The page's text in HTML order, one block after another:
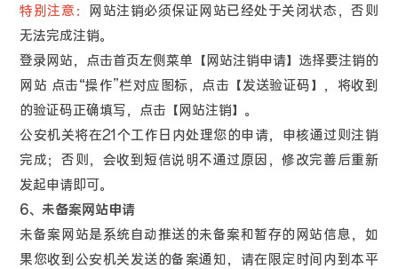
特别注意：
网站注销必须保证网站已经处于关闭状态，否则
无法完成注销。
登录网站，点击首页左侧菜单【网站注销申请】选择要注销的
网站 点击“操作”栏对应图标，点击【发送验证码】，将收到
的验证码正确填写，点击【网站注销】。
公安机关将在21个工作日内处理您的申请，申核通过则注销
完成；否则，会收到短信说明不通过原因，修改完善后重新
发起申请即可。
6、未备案网站申请
未备案网站是系统自动推送的未备案和暂存的网站信息，如
果您收到公安机关发送的备案通知，请在限定时间内到本平